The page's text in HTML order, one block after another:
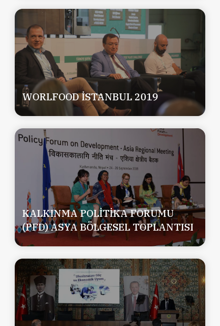
WORLFOOD İSTANBUL 2019
KALKINMA POLİTİKA FORUMU
(PFD) ASYA BÖLGESEL TOPLANTISI